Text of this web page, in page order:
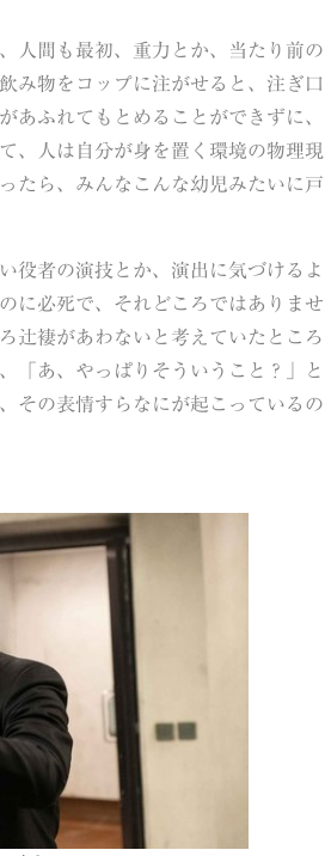
人間も最初、重力とか、当たり前の
み物をコップに注がせると、注ぎ口
あふれてもとめることができずに、
、人は自分が身を置く環境の物理現
たら、みんなこんな幼児みたいに戸
役者の演技とか、演出に気づけるよ
に必死で、それどころではありませ
辻褄があわないと考えていたところ
「あ、やっぱりそういうこと？」と
その表情すらなにが起こっているの